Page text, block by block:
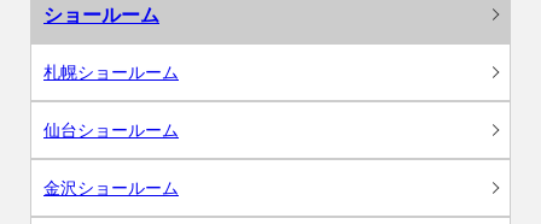
ショールーム
札幌ショールーム
仙台ショールーム
金沢ショールーム